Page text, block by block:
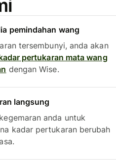
pemindahan wang
tersembunyi, anda akan
pertukaran mata wang
dengan Wise.
langsung
anda untuk
kadar pertukaran berubah